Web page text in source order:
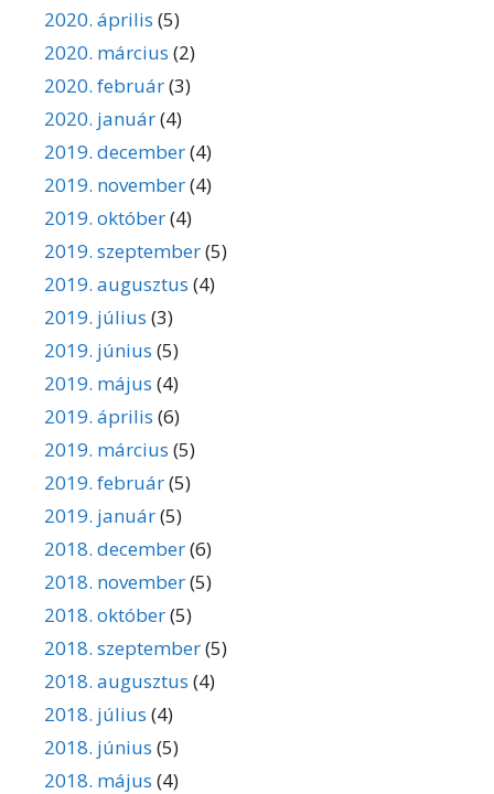
2020. április (5)
2020. március (2)
2020. február(3)
2020. január(4)
2019. december(4)
2019. november(4)
2019. október(4)
2019. szeptember(5)
2019. augusztus (4)
2019. július (3)
2019. június (5)
2019. május (4)
2019. április (6)
2019. március (5)
2019. február(5)
2019. január(5)
2018. december(6)
2018. november(5)
2018. október(5)
2018. szeptember(5)
2018. augusztus (4)
2018. július (4)
2018. június (5)
2018. május (4)